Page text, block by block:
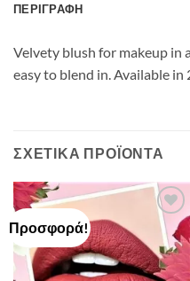
ΠΕΡΙΓΡΑΦΉ
Velvety blush for makeup in
easy to blend in. Available in
ΣΧΕΤΙΚΆ ΠΡΟΪΌΝΤΑ
Προσφορά!
Add to
Wishlist